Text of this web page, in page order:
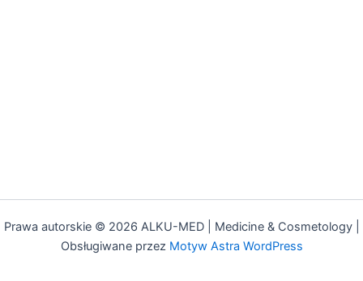
Prawa autorskie © 2026 ALKU-MED | Medicine & Cosmetology |
Obsługiwane przez Motyw Astra WordPress